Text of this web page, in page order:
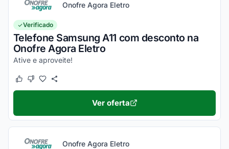
Onofre Agora Eletro
Verificado
Telefone Samsung A11 com desconto na
Onofre Agora Eletro
Ative e aproveite!
Este cupom funcionou
Este cupom não funcionou
Ver oferta
Onofre Agora Eletro